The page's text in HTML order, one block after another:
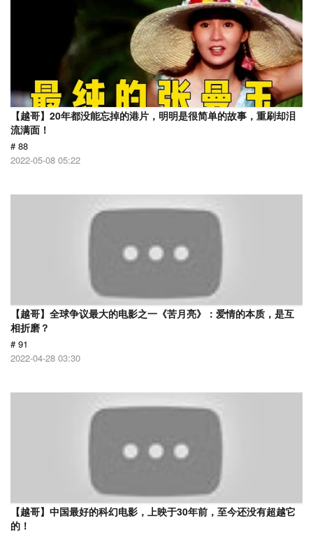
【越哥】20年都没能忘掉的港片，明明是很简单的故事，重刷却泪
流满面！
# 88
2022-05-08 05:22
【越哥】全球争议最大的电影之一《苦月亮》：爱情的本质，是互
相折磨？
# 91
2022-04-28 03:30
【越哥】中国最好的科幻电影，上映于30年前，至今还没有超越它
的！